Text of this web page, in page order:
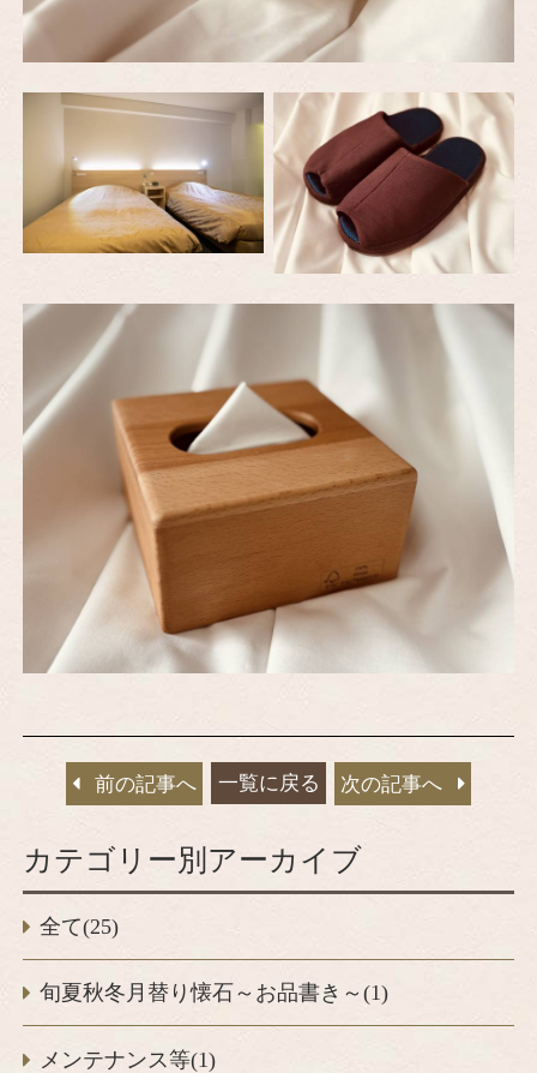
前の記事へ 一覧に戻る 次の記事へ
カテゴリー別アーカイブ
全て(25)
旬夏秋冬月替り懐石～お品書き～(1)
メンテナンス等(1)